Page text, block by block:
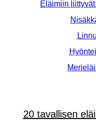
Eläimiin
20 tavallisen